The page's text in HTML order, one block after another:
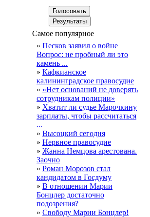
Самое популярное
» Песков заявил о войне
Вопрос: не пробный ли это
камень ...
» Кафкианское
калининградское правосудие
» «Нет оснований не доверять
сотрудникам полиции»
» Хватит ли судье Марочкину
зарплаты, чтобы рассчитаться
...
» Высоцкий сегодня
» Нервное правосудие
» Жанна Немцова арестована.
Заочно
» Роман Морозов стал
кандидатом в Госдуму
» В отношении Марии
Бонцлер достаточно
подозрения?
» Свободу Марии Бонцлер!